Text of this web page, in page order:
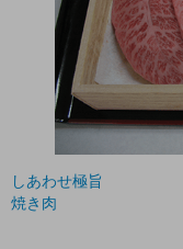
しあわせ極旨
焼き肉